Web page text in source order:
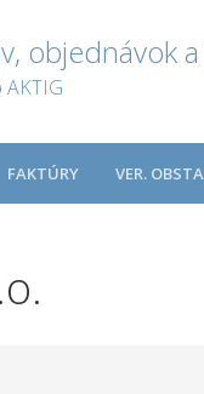
objednávok
FAKTÚRY VER.